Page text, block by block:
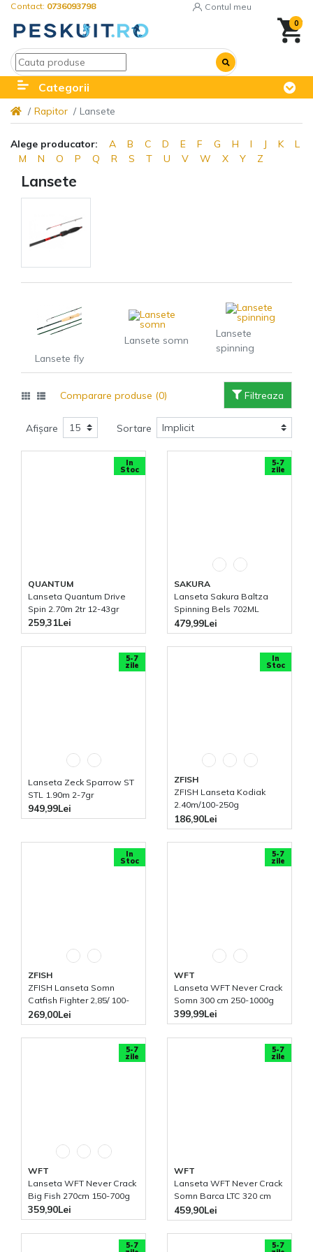
Contact: 0736093798 Contul meu
0
Categorii
Rapitor Lansete
Alege producator: A B C D E F G H I J K
L
M
N O P Q R S T U V W X Y Z
Lansete
Lansete fly
Lansete somn
Lansete
spinning
Filtreaza
Comparare produse (0)
Afișare Sortare
In
Stoc
QUANTUM
Lanseta Quantum Drive
Spin 2.70m 2tr 12-43gr
259,31Lei
5-7
zile
SAKURA
Lanseta Sakura Baltza
Spinning Bels 702ML
2.13m 2tr 3-10.5gr
479,99Lei
5-7
zile
Lanseta Zeck Sparrow ST
STL 1.90m 2-7gr
949,99Lei
In
Stoc
ZFISH
ZFISH Lanseta Kodiak
2.40m/100-250g
186,90Lei
In
Stoc
ZFISH
ZFISH Lanseta Somn
Catfish Fighter 2,85/ 100-
300g
269,00Lei
5-7
zile
WFT
Lanseta WFT Never Crack
Somn 300 cm 250-1000g
399,99Lei
5-7
zile
WFT
Lanseta WFT Never Crack
Big Fish 270cm 150-700g
359,90Lei
5-7
zile
WFT
Lanseta WFT Never Crack
Somn Barca LTC 320 cm
250-1000g
459,90Lei
5-7 5-7